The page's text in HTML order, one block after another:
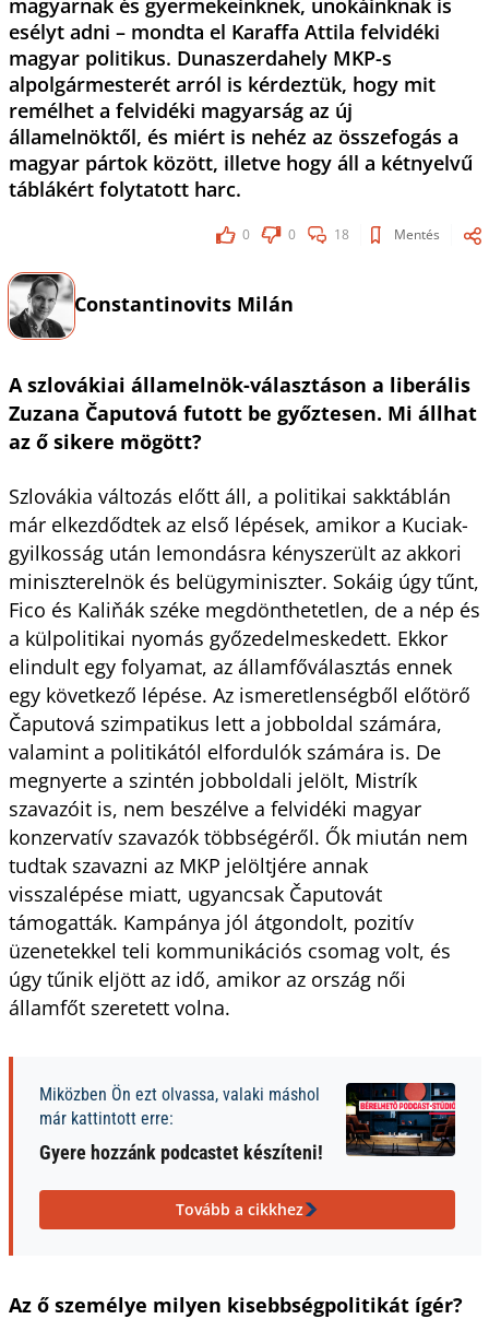
magyarnak és gyermekeinknek, unokáinknak is
esélyt adni – mondta el Karaffa Attila felvidéki
magyar politikus. Dunaszerdahely MKP-s
alpolgármesterét arról is kérdeztük, hogy mit
remélhet a felvidéki magyarság az új
államelnöktől, és miért is nehéz az összefogás a
magyar pártok között, illetve hogy áll a kétnyelvű
táblákért folytatott harc.
0 0 18 Mentés
Constantinovits Milán
A szlovákiai államelnök-választáson a liberális
Zuzana Čaputová futott be győztesen. Mi állhat
az ő sikere mögött?
Szlovákia változás előtt áll, a politikai sakktáblán
már elkezdődtek az első lépések, amikor a Kuciak-
gyilkosság után lemondásra kényszerült az akkori
miniszterelnök és belügyminiszter. Sokáig úgy tűnt,
Fico és Kaliňák széke megdönthetetlen, de a nép és
a külpolitikai nyomás győzedelmeskedett. Ekkor
elindult egy folyamat, az államfőválasztás ennek
egy következő lépése. Az ismeretlenségből előtörő
Čaputová szimpatikus lett a jobboldal számára,
valamint a politikától elfordulók számára is. De
megnyerte a szintén jobboldali jelölt, Mistrík
szavazóit is, nem beszélve a felvidéki magyar
konzervatív szavazók többségéről. Ők miután nem
tudtak szavazni az MKP jelöltjére annak
visszalépése miatt, ugyancsak Čaputovát
támogatták. Kampánya jól átgondolt, pozitív
üzenetekkel teli kommunikációs csomag volt, és
úgy tűnik eljött az idő, amikor az ország női
államfőt szeretett volna.
Miközben Ön ezt olvassa, valaki máshol
már kattintott erre:
Gyere hozzánk podcastet készíteni!
Tovább a cikkhez
Az ő személye milyen kisebbségpolitikát ígér?